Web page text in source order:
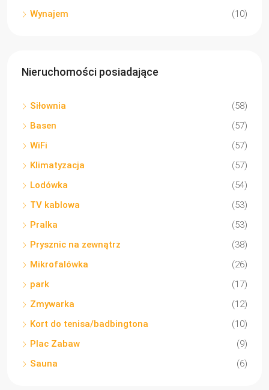
Wynajem
(10)
Nieruchomości posiadające
Siłownia
(58)
Basen
(57)
WiFi
(57)
Klimatyzacja
(57)
Lodówka
(54)
TV kablowa
(53)
Pralka
(53)
Prysznic na zewnątrz
(38)
Mikrofalówka
(26)
park
(17)
Zmywarka
(12)
Kort do tenisa/badbingtona
(10)
Plac Zabaw
(9)
Sauna
(6)